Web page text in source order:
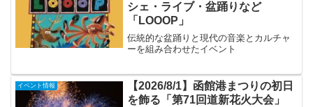
シェ・ライブ・盆踊りなど
「LOOOP」
伝統的な盆踊りと現代の音楽とカルチャ
ーを組み合わせたイベント
イベント情報
【2026/8/1】函館港まつりの初日
を飾る「第71回道新花火大会」